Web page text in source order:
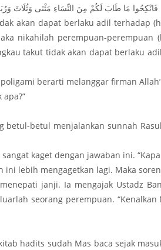
مَا طَابَ لَكُمْ مِنَ النِّسَاءِ مَثْنَى وَثُلَاثَ
akan dapat berlaku adil terhadap
nikahilah perempuan-perempuan
takut tidak akan dapat berlaku
berarti melanggar firman
betul-betul menjalankan sunnah
kaget dengan jawaban ini.
ini lebih mengagetkan lagi. Maka
janji. Ia mengajak Ustadz
seorang perempuan.
hadits sudah Mas baca sejak